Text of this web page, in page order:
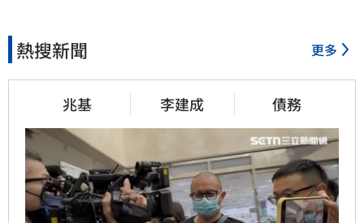
熱搜新聞 更多
兆基 李建成 債務